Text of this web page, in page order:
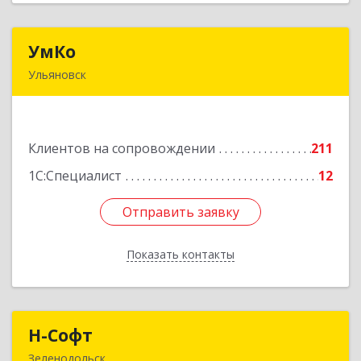
УмКо
Ульяновск
Клиентов на сопровождении
211
1С:Специалист
12
Отправить заявку
Показать контакты
Подробнее
Отправить заявку
Назад
Н-Софт